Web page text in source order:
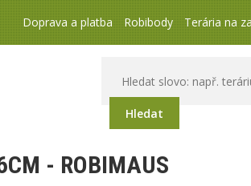
Doprava a platba Robibody Terária na
Hledat
- ROBIMAUS